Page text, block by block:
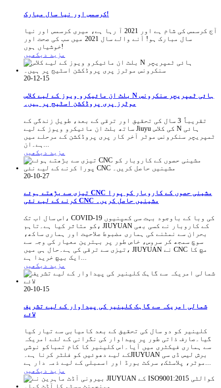
کرسمس اور نیا سال مبارک!
آج کرسمس کی شام ہے اور 2021 آ رہا ہے، میری کرسمس اور نیا
سال مبارک ہو! آنے والے سال 2021 میں سب کی صحت اور
خوشیاں ہوں!
مزید دیکھیں
20-12-15
بلٹ ان مائیکرو ویوز کے لیے کلاس N ہائی ٹمپریچر سنکرونس
موٹرز پری پروڈکشن اسٹیج پر ہیں۔
تقریباً 3 سال کی تحقیق اور ترقی کے بعد، طویل زندگی کے
ساتھ بلٹ ان مائیکرو ویوز کے لیے Jiuyu کی کلاس N ہائی
ٹمپریچر سنکرونس موٹر آخر کار پری پروڈکشن کے مرحلے میں
مزید دیکھیں
20-10-27
تیزی سے بڑھتے ہوئے CNC مشینی حصوں کے کاروبار کو پورا
کرنے کے لیے نئی CNC مشینیں حاصل کریں۔
اس سال اب تک، COVID-19 کی وبا کے باوجود بہت سی کمپنیوں
کو متاثر کیا ہے۔تاہم، JIUYUAN کے کاروبار نے کسی بھی
بحران سے نمٹنے کی ہماری مضبوط صلاحیت اور ہماری ساکھ،
سوچ سمجھ کر سروس، خاص طور پر بہترین معیار کی وجہ سے
تیزی سے ترقی کی ہے۔حال ہی میں، JIUYUAN نے CNC مچ کا
مزید دیکھیں
20-10-15
شمالی امریکہ سے گاہک کلینیر کی پیداوار کے لیے تشریف
لائے
کلینیر کو دو سال کی تحقیق کے بعد کامیابی سے تیار کیا
گیا۔صارف ذاتی طور پر پیداوار کی نگرانی کے لئے امریکہ
سے ہماری فیکٹری میں آیا۔اس کلینیر کا کام تمباکو نوشی
کے لیے دھوئیں کو فلٹر کرنا ہے۔JIUYUAN برش لیس ڈی سی
موٹر، ​​پلاسٹک، سرکٹ بورڈ اور اسمبلی کے لیے ذمہ دار ہے...
مزید دیکھیں